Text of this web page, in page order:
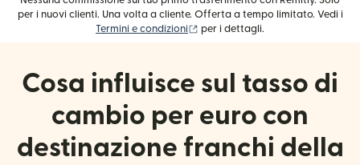
per i nuovi clienti. Una volta a cliente. Offerta a tempo limitato. Vedi i
Termini e condizioni
(si apre in una nuova finestra)
per i dettagli.
Cosa influisce sul tasso di
cambio per euro con
destinazione franchi della